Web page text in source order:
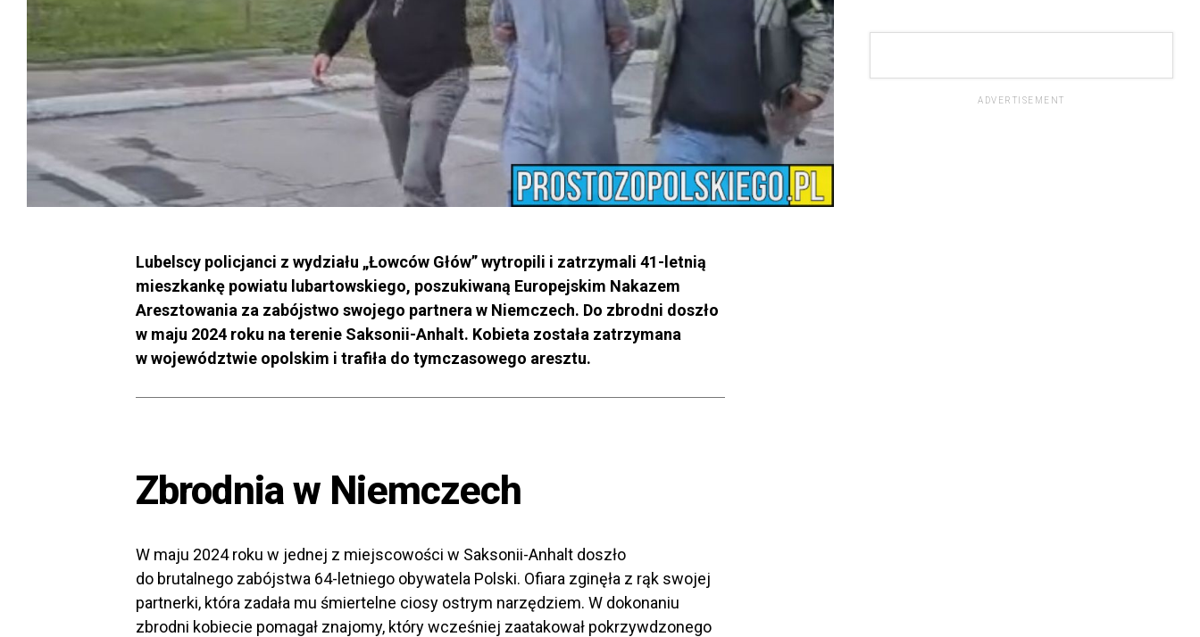
Lubelscy policjanci z wydziału „Łowców Głów” wytropili i zatrzymali 41-letnią
mieszkankę powiatu lubartowskiego, poszukiwaną Europejskim Nakazem
Aresztowania za zabójstwo swojego partnera w Niemczech. Do zbrodni doszło
w maju 2024 roku na terenie Saksonii-Anhalt. Kobieta została zatrzymana
w województwie opolskim i trafiła do tymczasowego aresztu.
Zbrodnia w Niemczech
W maju 2024 roku w jednej z miejscowości w Saksonii-Anhalt doszło
do brutalnego zabójstwa 64-letniego obywatela Polski. Ofiara zginęła z rąk swojej
partnerki, która zadała mu śmiertelne ciosy ostrym narzędziem. W dokonaniu
zbrodni kobiecie pomagał znajomy, który wcześniej zaatakował pokrzywdzonego
ADVERTISEMENT